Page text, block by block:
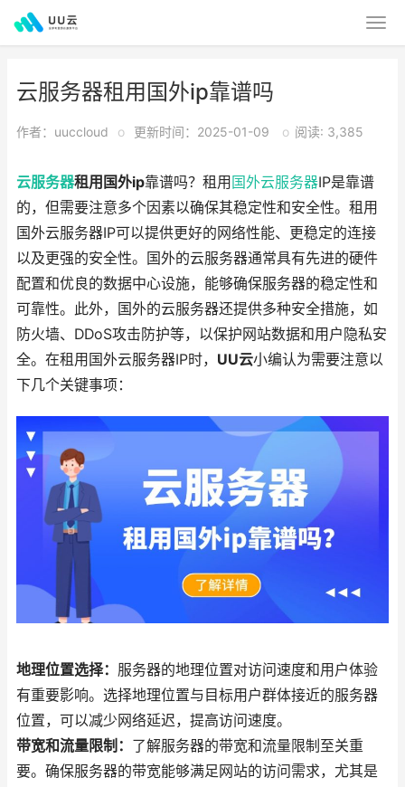
云服务器租用国外ip靠谱吗
作者：uuccloud o 更新时间：2025-01-09 o 阅读: 3,385
云服务器租用国外ip靠谱吗？租用 国外云服务器IP是靠谱
的，但需要注意多个因素以确保其稳定性和安全性。租用
国外云服务器IP可以提供更好的网络性能、更稳定的连接
以及更强的安全性。国外的云服务器通常具有先进的硬件
配置和优良的数据中心设施，能够确保服务器的稳定性和
可靠性。此外，国外的云服务器还提供多种安全措施，如
防火墙、DDoS攻击防护等，以保护网站数据和用户隐私安
全。在租用国外云服务器IP时， UU云小编认为需要注意以
下几个关键事项：
地理位置选择： 服务器的地理位置对访问速度和用户体验
有重要影响。选择地理位置与目标用户群体接近的服务器
位置，可以减少网络延迟，提高访问速度。
带宽和流量限制： 了解服务器的带宽和流量限制至关重
要。确保服务器的带宽能够满足网站的访问需求，尤其是